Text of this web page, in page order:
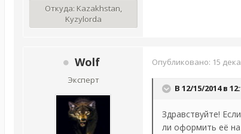
Откуда: Kazakhstan,
Kyzylorda
Wolf
Эксперт
Опубликовано: 15
В 12/15/2014 в
Здравствуйте!
ли оформить её